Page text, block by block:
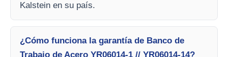
Kalstein en su país.
¿Cómo funciona la garantía de Banco de
Trabajo de Acero YR06014-1 // YR06014-14?